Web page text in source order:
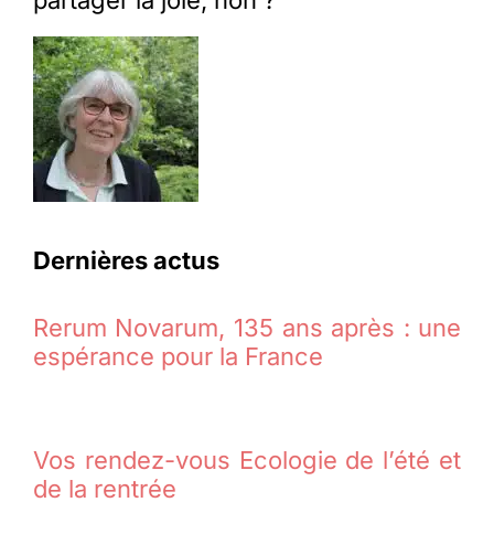
Dernières actus
Rerum Novarum, 135 ans après : une
espérance pour la France
Vos rendez-vous Ecologie de l’été et
de la rentrée